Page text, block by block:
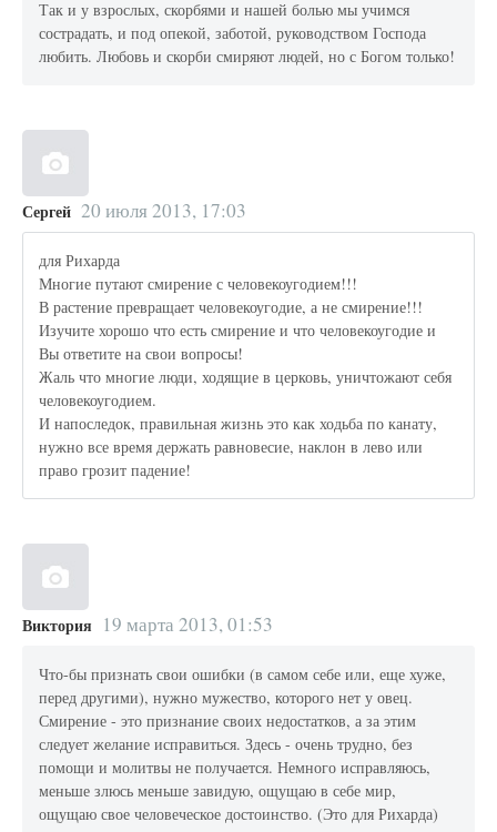
Так и у взрослых, скорбями и нашей болью мы учимся
сострадать, и под опекой, заботой, руководством Господа
любить. Любовь и скорби смиряют людей, но с Богом только!
Сергей 20 июля 2013, 17:03
для Рихарда
Многие путают смирение с человекоугодием!!!
В растение превращает человекоугодие, а не смирение!!!
Изучите хорошо что есть смирение и что человекоугодие и
Вы ответите на свои вопросы!
Жаль что многие люди, ходящие в церковь, уничтожают себя
человекоугодием.
И напоследок, правильная жизнь это как ходьба по канату,
нужно все время держать равновесие, наклон в лево или
право грозит падение!
Виктория 19 марта 2013, 01:53
Что-бы признать свои ошибки (в самом себе или, еще хуже,
перед другими), нужно мужество, которого нет у овец.
Смирение - это признание своих недостатков, а за этим
следует желание исправиться. Здесь - очень трудно, без
помощи и молитвы не получается. Немного исправляюсь,
меньше злюсь меньше завидую, ощущаю в себе мир,
ощущаю свое человеческое достоинство. (Это для Рихарда)